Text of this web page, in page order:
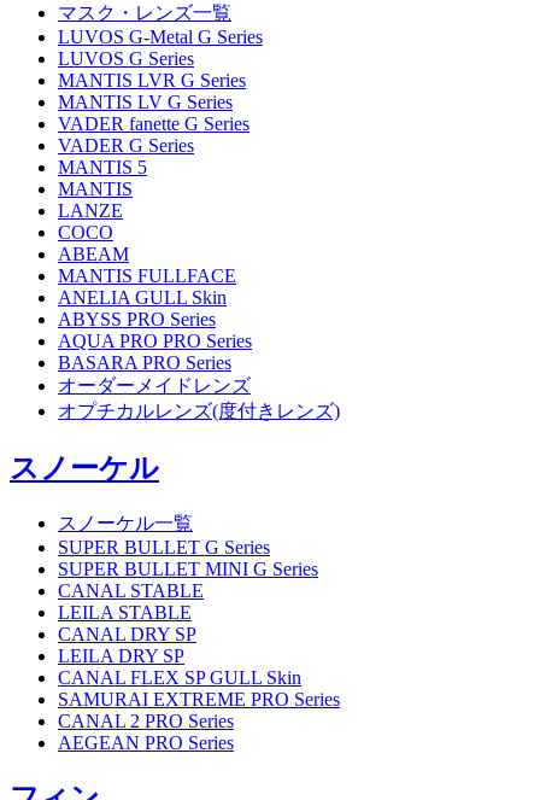
マスク・レンズ一覧
LUVOS G-Metal G Series
LUVOS G Series
MANTIS LVR G Series
MANTIS LV G Series
VADER fanette G Series
VADER G Series
MANTIS 5
MANTIS
LANZE
COCO
ABEAM
MANTIS FULLFACE
ANELIA GULL Skin
ABYSS PRO Series
AQUA PRO PRO Series
BASARA PRO Series
オーダーメイドレンズ
オプチカルレンズ(度付きレンズ)
スノーケル
スノーケル一覧
SUPER BULLET G Series
SUPER BULLET MINI G Series
CANAL STABLE
LEILA STABLE
CANAL DRY SP
LEILA DRY SP
CANAL FLEX SP GULL Skin
SAMURAI EXTREME PRO Series
CANAL 2 PRO Series
AEGEAN PRO Series